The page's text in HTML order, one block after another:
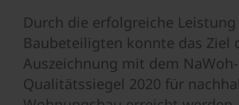
Durch die erfolgreiche
Baubeteiligten konnte das Ziel
Auszeichnung mit dem NaWoh-
Qualitätssiegel 2020 für